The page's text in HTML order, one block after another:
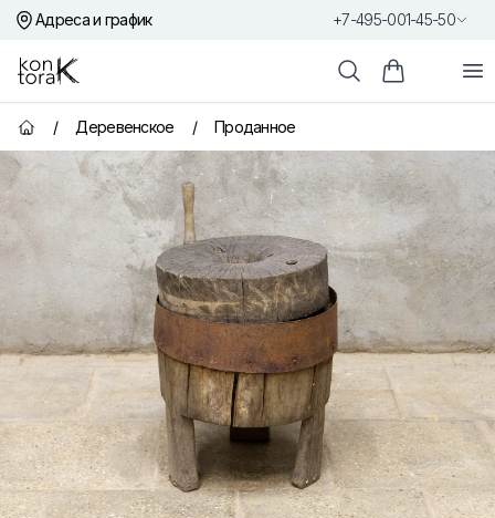
Адреса и график +7-495-001-45-50
Контора К
ПоискКорзина
Главная страница
/ Деревенское / Проданное